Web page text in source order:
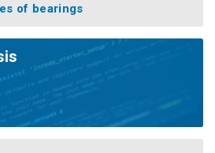
of bearings